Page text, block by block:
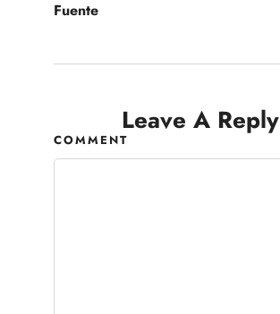
Fuente
Leave A Reply
COMMENT